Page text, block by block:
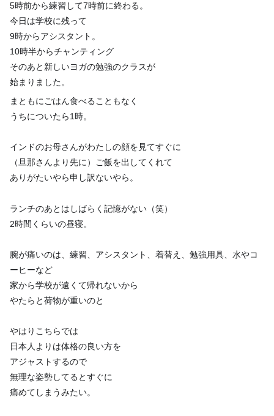
5時前から練習して7時前に終わる。
今日は学校に残って
9時からアシスタント。
10時半からチャンティング
そのあと新しいヨガの勉強のクラスが
始まりました。
まともにごはん食べることもなく
うちについたら1時。
インドのお母さんがわたしの顔を見てすぐに
（旦那さんより先に）ご飯を出してくれて
ありがたいやら申し訳ないやら。
ランチのあとはしばらく記憶がない（笑）
2時間くらいの昼寝。
腕が痛いのは、練習、アシスタント、着替え、勉強用具、水やコ
ーヒーなど
家から学校が遠くて帰れないから
やたらと荷物が重いのと
やはりこちらでは
日本人よりは体格の良い方を
アジャストするので
無理な姿勢してるとすぐに
痛めてしまうみたい。